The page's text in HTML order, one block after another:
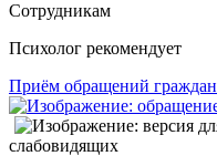
Сотрудникам
Психолог рекомендует
Приём обращений граждан
слабовидящих